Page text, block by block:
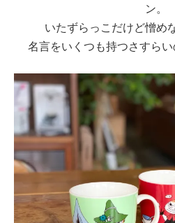
ン。
いたずらっこだけど憎め
名言をいくつも持つさすらい